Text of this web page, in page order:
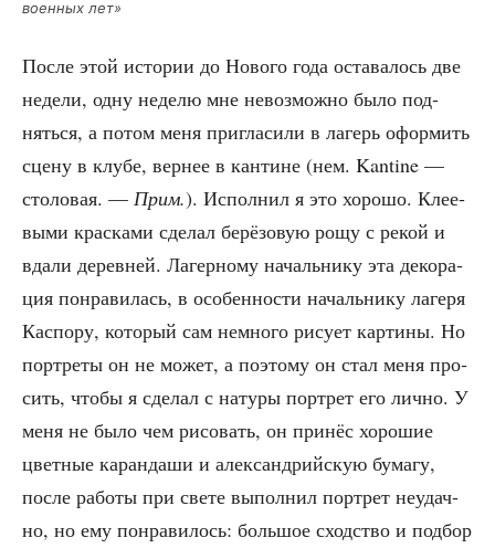
воен­ных лет»
После этой исто­рии до Ново­го года оста­ва­лось две
неде­ли, одну неде­лю мне невоз­мож­но было под­
нять­ся, а потом меня при­гла­си­ли в лагерь офор­мить
сце­ну в клу­бе, вер­нее в кан­тине (нем. Kantine —
сто­ло­вая. — Прим.). Испол­нил я это хоро­шо. Кле­е­
вы­ми крас­ка­ми сде­лал берё­зо­вую рощу с рекой и
вда­ли дерев­ней. Лагер­но­му началь­ни­ку эта деко­ра­
ция понра­ви­лась, в осо­бен­но­сти началь­ни­ку лаге­ря
Кас­по­ру, кото­рый сам немно­го рису­ет кар­ти­ны. Но
порт­ре­ты он не может, а поэто­му он стал меня про­
сить, что­бы я сде­лал с нату­ры порт­рет его лич­но. У
меня не было чем рисо­вать, он при­нёс хоро­шие
цвет­ные каран­да­ши и алек­сан­дрий­скую бума­гу,
после рабо­ты при све­те выпол­нил порт­рет неудач­
но, но ему понра­ви­лось: боль­шое сход­ство и под­бор